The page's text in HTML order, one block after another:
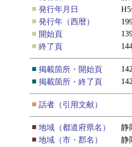
■ 発行年月日
■ 発行年（西暦）
■ 開始頁
■ 終了頁
■ 掲載箇所・開始頁
■ 掲載箇所・終了頁
■ 話者（引用文献）
■ 地域（都道府県名）
静
■ 地域（市・郡名）
静